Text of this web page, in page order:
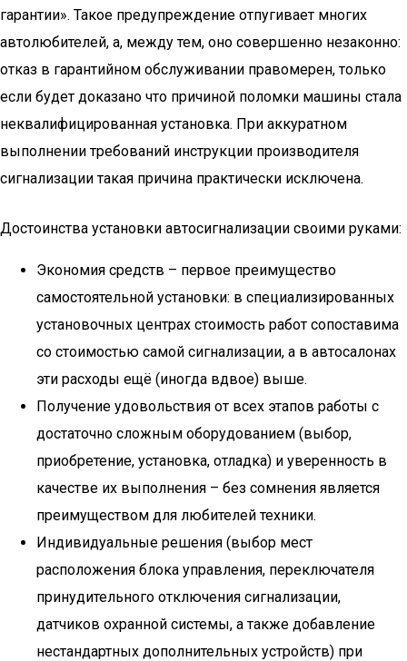
гарантии». Такое предупреждение отпугивает многих
автолюбителей, а, между тем, оно совершенно незаконно:
отказ в гарантийном обслуживании правомерен, только
если будет доказано что причиной поломки машины стала
неквалифицированная установка. При аккуратном
выполнении требований инструкции производителя
сигнализации такая причина практически исключена.
Достоинства установки автосигнализации своими руками:
Экономия средств – первое преимущество
самостоятельной установки: в специализированных
установочных центрах стоимость работ сопоставима
со стоимостью самой сигнализации, а в автосалонах
эти расходы ещё (иногда вдвое) выше.
Получение удовольствия от всех этапов работы с
достаточно сложным оборудованием (выбор,
приобретение, установка, отладка) и уверенность в
качестве их выполнения – без сомнения является
преимуществом для любителей техники.
Индивидуальные решения (выбор мест
расположения блока управления, переключателя
принудительного отключения сигнализации,
датчиков охранной системы, а также добавление
нестандартных дополнительных устройств) при